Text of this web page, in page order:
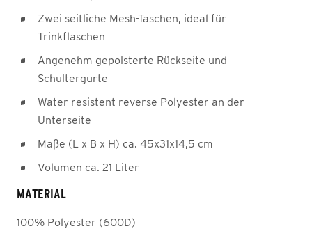
Zwei seitliche Mesh-Taschen, ideal für
Trinkflaschen
Angenehm gepolsterte Rückseite und
Schultergurte
Water resistent reverse Polyester an der
Unterseite
Maße (L x B x H) ca. 45x31x14,5 cm
Volumen ca. 21 Liter
MATERIAL
100% Polyester (600D)